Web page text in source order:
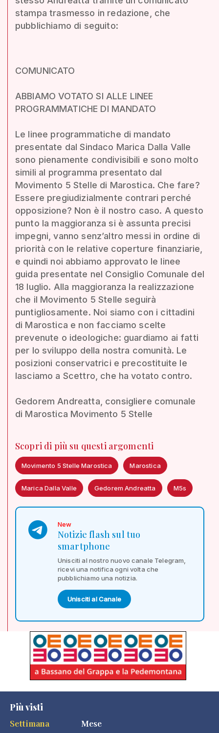
stampa trasmesso in redazione, che
pubblichiamo di seguito:
COMUNICATO
ABBIAMO VOTATO SI ALLE LINEE
PROGRAMMATICHE DI MANDATO
Le linee programmatiche di mandato
presentate dal Sindaco Marica Dalla Valle
sono pienamente condivisibili e sono molto
simili al programma presentato dal
Movimento 5 Stelle di Marostica. Che fare?
Essere pregiudizialmente contrari perché
opposizione? Non è il nostro caso. A questo
punto la maggioranza si è assunta precisi
impegni, vanno senz’altro messi in ordine di
priorità con le relative coperture finanziarie,
e quindi noi abbiamo approvato le linee
guida presentate nel Consiglio Comunale del
18 luglio. Alla maggioranza la realizzazione
che il Movimento 5 Stelle seguirà
puntigliosamente. Noi siamo con i cittadini
di Marostica e non facciamo scelte
prevenute o ideologiche: guardiamo ai fatti
per lo sviluppo della nostra comunità. Le
posizioni conservatrici e precostituite le
lasciamo a Scettro, che ha votato contro.
Gedorem Andreatta, consigliere comunale
di Marostica Movimento 5 Stelle
Scopri di più su questi argomenti
Movimento 5 Stelle Marostica Marostica
Marica Dalla Valle Gedorem Andreatta M5s
New
Notizie flash sul tuo
smartphone
Unisciti al nostro nuovo canale Telegram,
ricevi una notifica ogni volta che
pubblichiamo una notizia.
Unisciti al Canale
Più visti
Settimana
Mese